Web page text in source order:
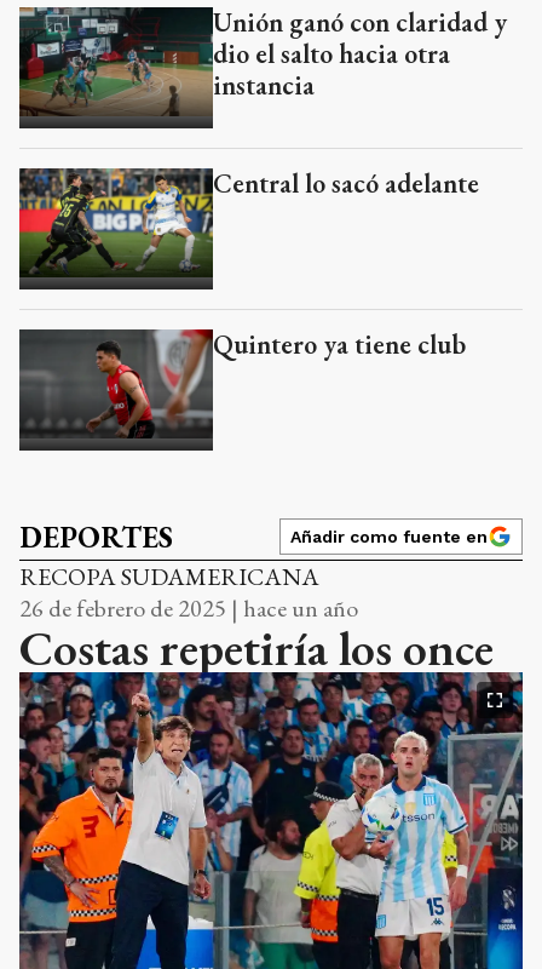
Unión ganó con claridad y
dio el salto hacia otra
instancia
Central lo sacó adelante
Quintero ya tiene club
DEPORTES Añadir como fuente en
RECOPA SUDAMERICANA
26 de febrero de 2025 | hace un año
Costas repetiría los once